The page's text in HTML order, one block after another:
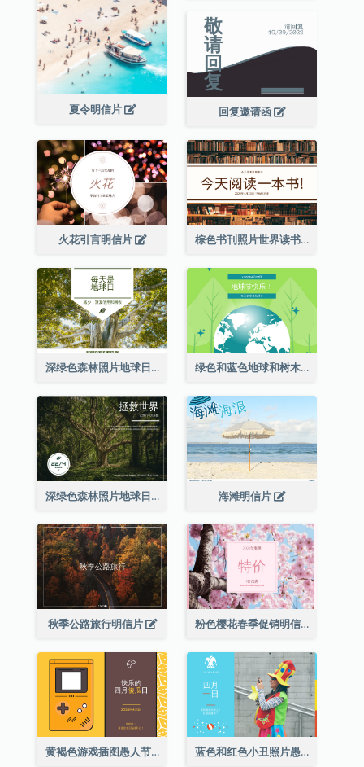
夏令明信片 回复邀请函
火花引言明信片 棕色书刊照片世界读书日明信片
深绿色森林照片地球日明信片 绿色和蓝色地球和树木插图地球日明信片
深绿色森林照片地球日明信片 海滩明信片
秋季公路旅行明信片 粉色樱花春季促销明信片
黄褐色游戏插图愚人节明信片 蓝色和红色小丑照片愚人节明信片